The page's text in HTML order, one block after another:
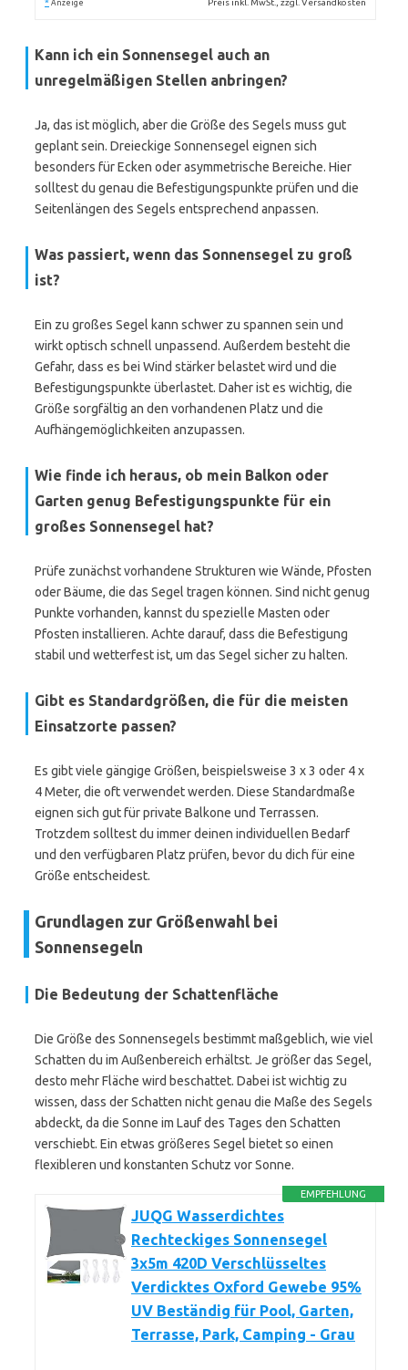
* Anzeige Preis inkl. MwSt., zzgl. Versandkosten
Kann ich ein Sonnensegel auch an
unregelmäßigen Stellen anbringen?
Ja, das ist möglich, aber die Größe des Segels muss gut
geplant sein. Dreieckige Sonnensegel eignen sich
besonders für Ecken oder asymmetrische Bereiche. Hier
solltest du genau die Befestigungspunkte prüfen und die
Seitenlängen des Segels entsprechend anpassen.
Was passiert, wenn das Sonnensegel zu groß
ist?
Ein zu großes Segel kann schwer zu spannen sein und
wirkt optisch schnell unpassend. Außerdem besteht die
Gefahr, dass es bei Wind stärker belastet wird und die
Befestigungspunkte überlastet. Daher ist es wichtig, die
Größe sorgfältig an den vorhandenen Platz und die
Aufhängemöglichkeiten anzupassen.
Wie finde ich heraus, ob mein Balkon oder
Garten genug Befestigungspunkte für ein
großes Sonnensegel hat?
Prüfe zunächst vorhandene Strukturen wie Wände, Pfosten
oder Bäume, die das Segel tragen können. Sind nicht genug
Punkte vorhanden, kannst du spezielle Masten oder
Pfosten installieren. Achte darauf, dass die Befestigung
stabil und wetterfest ist, um das Segel sicher zu halten.
Gibt es Standardgrößen, die für die meisten
Einsatzorte passen?
Es gibt viele gängige Größen, beispielsweise 3 x 3 oder 4 x
4 Meter, die oft verwendet werden. Diese Standardmaße
eignen sich gut für private Balkone und Terrassen.
Trotzdem solltest du immer deinen individuellen Bedarf
und den verfügbaren Platz prüfen, bevor du dich für eine
Größe entscheidest.
Grundlagen zur Größenwahl bei
Sonnensegeln
Die Bedeutung der Schattenfläche
Die Größe des Sonnensegels bestimmt maßgeblich, wie viel
Schatten du im Außenbereich erhältst. Je größer das Segel,
desto mehr Fläche wird beschattet. Dabei ist wichtig zu
wissen, dass der Schatten nicht genau die Maße des Segels
abdeckt, da die Sonne im Lauf des Tages den Schatten
verschiebt. Ein etwas größeres Segel bietet so einen
flexibleren und konstanten Schutz vor Sonne.
EMPFEHLUNG
JUQG Wasserdichtes
Rechteckiges Sonnensegel
3x5m 420D Verschlüsseltes
Verdicktes Oxford Gewebe 95%
UV Beständig für Pool, Garten,
Terrasse, Park, Camping - Grau